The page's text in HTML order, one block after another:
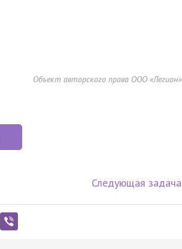
Объект авторского права ООО «Легион»
Следующая задача